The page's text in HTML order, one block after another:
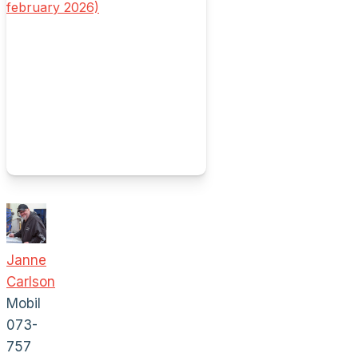
Janne
Carlson
Mobil
073-
757